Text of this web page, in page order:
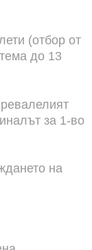
(отбор от
до 13
за 1-во
на